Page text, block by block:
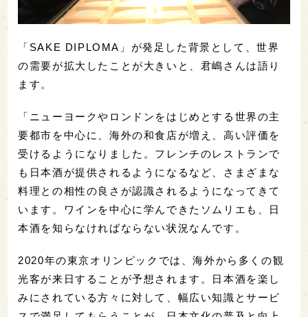
「SAKE DIPLOMA」が発足した背景として、世界
の需要が拡大したことが大きいと、君嶋さんは語り
ます。
「ニューヨークやロンドンをはじめとする世界の主
要都市を中心に、海外の和食店が増え、高い評価を
受けるようになりました。フレンチのレストランで
も日本酒が提供されるようになるなど、さまざまな
料理との相性の良さが認識されるようになってきて
います。ワインを中心に学んできたソムリエも、日
本酒を知らなければならない状況なんです。
2020年の東京オリンピックでは、海外から多くの観
光客が来日することが予想されます。日本酒を楽し
みにされている方々に対して、幅広い知識とサービ